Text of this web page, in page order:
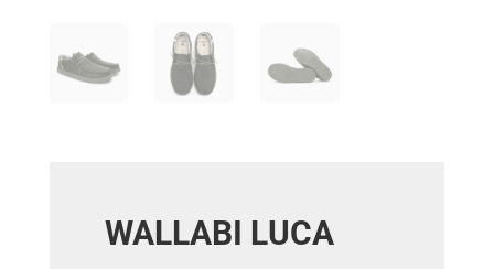
WALLABI LUCA